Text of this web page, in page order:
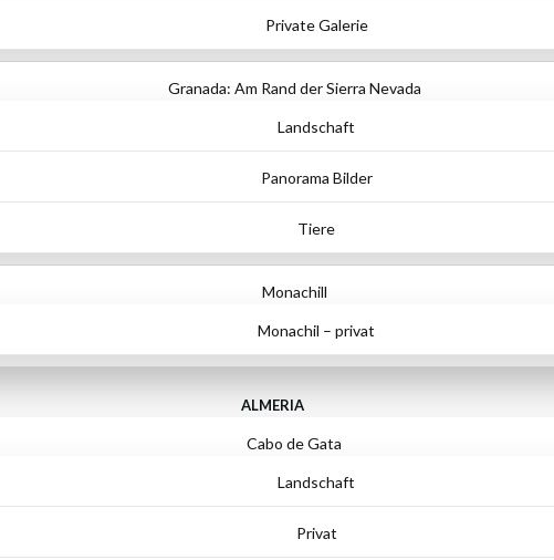
Private Galerie
Granada: Am Rand der Sierra Nevada
Landschaft
Panorama Bilder
Tiere
Monachill
Monachil – privat
ALMERIA
Cabo de Gata
Landschaft
Privat